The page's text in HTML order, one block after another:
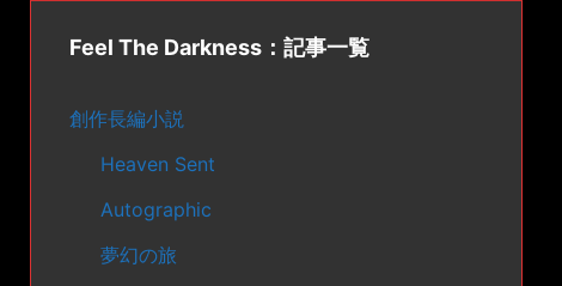
Feel The Darkness：記事一覧
創作長編小説
Heaven Sent
Autographic
夢幻の旅